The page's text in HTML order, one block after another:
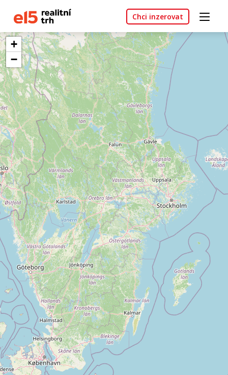
Chci inzerovat
+
−